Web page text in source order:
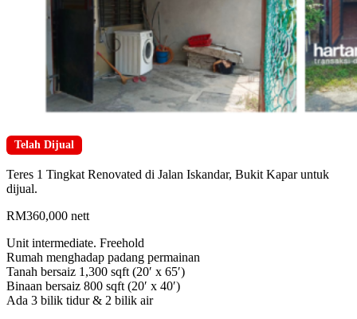
Telah Dijual
Teres 1 Tingkat Renovated di Jalan Iskandar, Bukit Kapar untuk
dijual.
RM360,000 nett
Unit intermediate. Freehold
Rumah menghadap padang permainan
Tanah bersaiz 1,300 sqft (20′ x 65′)
Binaan bersaiz 800 sqft (20′ x 40′)
Ada 3 bilik tidur & 2 bilik air